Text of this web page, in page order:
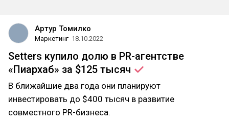
Артур Томилко
Маркетинг 18.10.2022
Setters купило долю в PR-агентстве
«Пиархаб» за $125 тысяч
В ближайшие два года они планируют
инвестировать до $400 тысяч в развитие
совместного PR-бизнеса.